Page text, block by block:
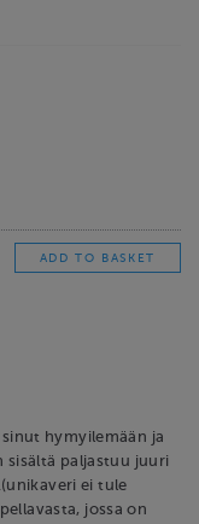
hymyilemään ja
sisältä paljastuu juuri
ei tule
jossa on